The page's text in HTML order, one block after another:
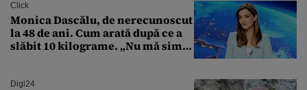
Click
Monica Dascălu, de nerecunoscut
la 48 de ani. Cum arată după ce a
slăbit 10 kilograme. „Nu mă simt
Digi24